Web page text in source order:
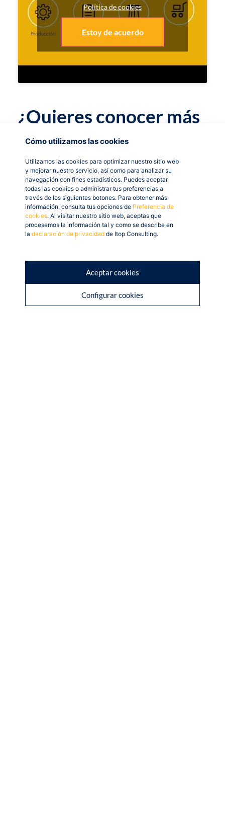
Cómo utilizamos las cookies
Utilizamos las cookies para optimizar nuestro sitio web
y mejorar nuestro servicio, así como para analizar su
navegación con fines estadísticos. Puedes aceptar
todas las cookies o administrar tus preferencias a
través de los siguientes botones. Para obtener más
información, consulta tus opciones de Preferencia de
cookies. Al visitar nuestro sitio web, aceptas que
procesemos la información tal y como se describe en
la declaración de privacidad de Itop Consulting.
Aceptar cookies
Configurar cookies
Política de cookies
Estoy de acuerdo
¿Quieres conocer más
en detalle estos
módulos? Entra al
siguienteenlace.
Compartir